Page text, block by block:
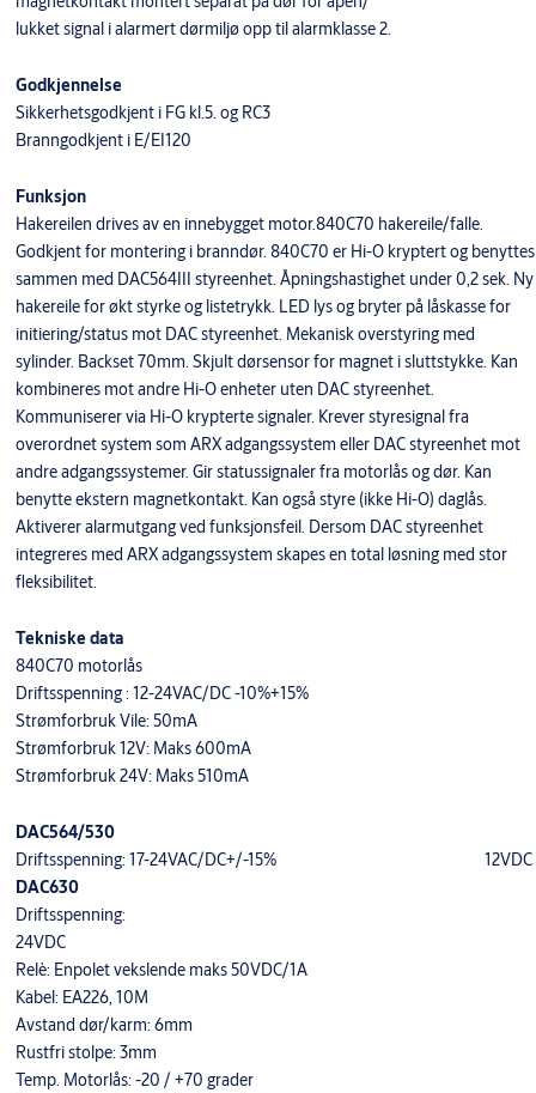
lukket signal i alarmert dørmiljø opp til alarmklasse 2.
Godkjennelse
Sikkerhetsgodkjent i FG kl.5. og RC3
Branngodkjent i E/EI120
Funksjon
Hakereilen drives av en innebygget motor.840C70 hakereile/falle.
Godkjent for montering i branndør. 840C70 er Hi-O kryptert og benyttes
sammen med DAC564III styreenhet. Åpningshastighet under 0,2 sek. Ny
hakereile for økt styrke og listetrykk. LED lys og bryter på låskasse for
initiering/status mot DAC styreenhet. Mekanisk overstyring med
sylinder. Backset 70mm. Skjult dørsensor for magnet i sluttstykke. Kan
kombineres mot andre Hi-O enheter uten DAC styreenhet.
Kommuniserer via Hi-O krypterte signaler. Krever styresignal fra
overordnet system som ARX adgangssystem eller DAC styreenhet mot
andre adgangssystemer. Gir statussignaler fra motorlås og dør. Kan
benytte ekstern magnetkontakt. Kan også styre (ikke Hi-O) daglås.
Aktiverer alarmutgang ved funksjonsfeil. Dersom DAC styreenhet
integreres med ARX adgangssystem skapes en total løsning med stor
fleksibilitet.
Tekniske data
840C70 motorlås
Driftsspenning : 12-24VAC/DC -10%+15%
Strømforbruk Vile: 50mA
Strømforbruk 12V: Maks 600mA
Strømforbruk 24V: Maks 510mA
DAC564/530
Driftsspenning: 17-24VAC/DC+/-15% 12VDC
DAC630
Driftsspenning:
24VDC
Relè: Enpolet vekslende maks 50VDC/1A
Kabel: EA226, 10M
Avstand dør/karm: 6mm
Rustfri stolpe: 3mm
Temp. Motorlås: -20 / +70 grader